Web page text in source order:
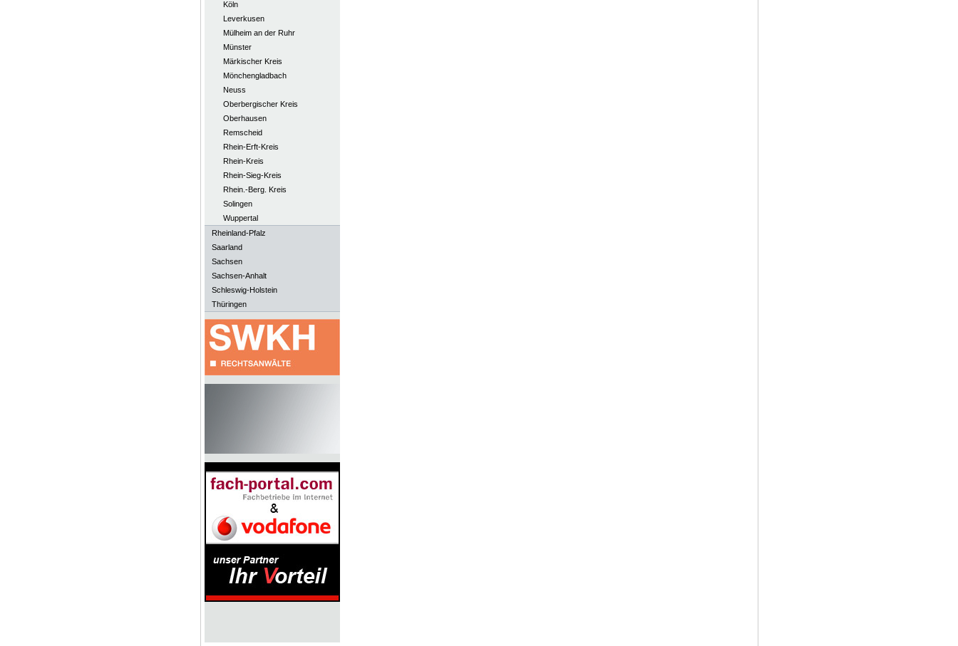
Köln
Leverkusen
Mülheim an der Ruhr
Münster
Märkischer Kreis
Mönchengladbach
Neuss
Oberbergischer Kreis
Oberhausen
Remscheid
Rhein-Erft-Kreis
Rhein-Kreis
Rhein-Sieg-Kreis
Rhein.-Berg. Kreis
Solingen
Wuppertal
Rheinland-Pfalz
Saarland
Sachsen
Sachsen-Anhalt
Schleswig-Holstein
Thüringen